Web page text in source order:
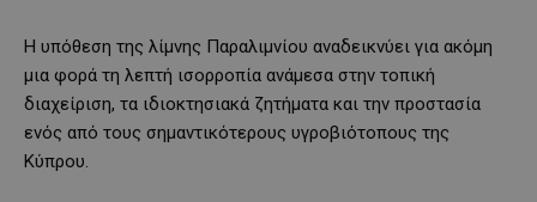
Η υπόθεση της λίμνης Παραλιμνίου αναδεικνύει για ακόμη
μια φορά τη λεπτή ισορροπία ανάμεσα στην τοπική
διαχείριση, τα ιδιοκτησιακά ζητήματα και την προστασία
ενός από τους σημαντικότερους υγροβιότοπους της
Κύπρου.